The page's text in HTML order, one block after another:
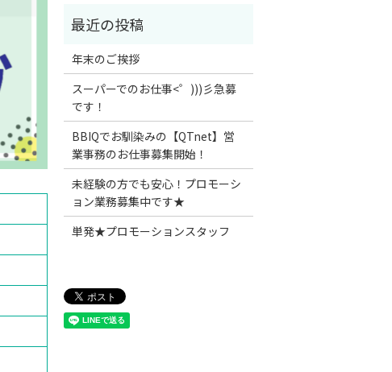
年末のご挨拶
スーパーでのお仕事<゜)))彡急募
です！
BBIQでお馴染みの【QTnet】営
業事務のお仕事募集開始！
未経験の方でも安心！プロモーシ
ョン業務募集中です★
単発★プロモーションスタッフ